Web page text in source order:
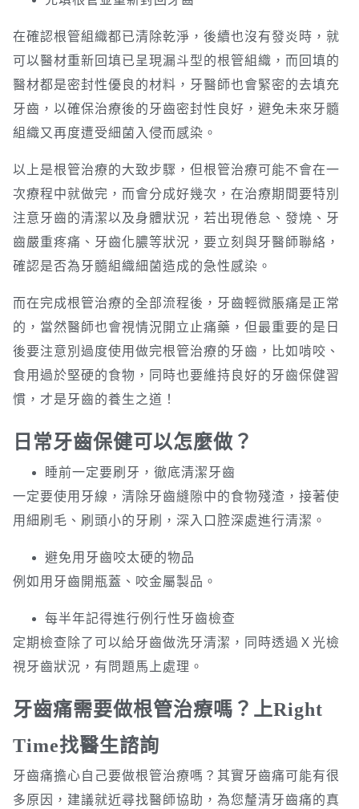
在確認根管組織都已清除乾淨，後續也沒有發炎時，就
可以醫材重新回填已呈現漏斗型的根管組織，而回填的
醫材都是密封性優良的材料，牙醫師也會緊密的去填充
牙齒，以確保治療後的牙齒密封性良好，避免未來牙髓
組織又再度遭受細菌入侵而感染。
以上是根管治療的大致步驟，但根管治療可能不會在一
次療程中就做完，而會分成好幾次，在治療期間要特別
注意牙齒的清潔以及身體狀況，若出現倦怠、發燒、牙
齒嚴重疼痛、牙齒化膿等狀況，要立刻與牙醫師聯絡，
確認是否為牙髓組織細菌造成的急性感染。
而在完成根管治療的全部流程後，牙齒輕微脹痛是正常
的，當然醫師也會視情況開立止痛藥，但最重要的是日
後要注意別過度使用做完根管治療的牙齒，比如啃咬、
食用過於堅硬的食物，同時也要維持良好的牙齒保健習
慣，才是牙齒的養生之道！
日常牙齒保健可以怎麼做？
睡前一定要刷牙，徹底清潔牙齒
一定要使用牙線，清除牙齒縫隙中的食物殘渣，接著使
用細刷毛、刷頭小的牙刷，深入口腔深處進行清潔。
避免用牙齒咬太硬的物品
例如用牙齒開瓶蓋、咬金屬製品。
每半年記得進行例行性牙齒檢查
定期檢查除了可以給牙齒做洗牙清潔，同時透過Ｘ光檢
視牙齒狀況，有問題馬上處理。
牙齒痛需要做根管治療嗎？上Right
Time找醫生諮詢
牙齒痛擔心自己要做根管治療嗎？其實牙齒痛可能有很
多原因，建議就近尋找醫師協助，為您釐清牙齒痛的真